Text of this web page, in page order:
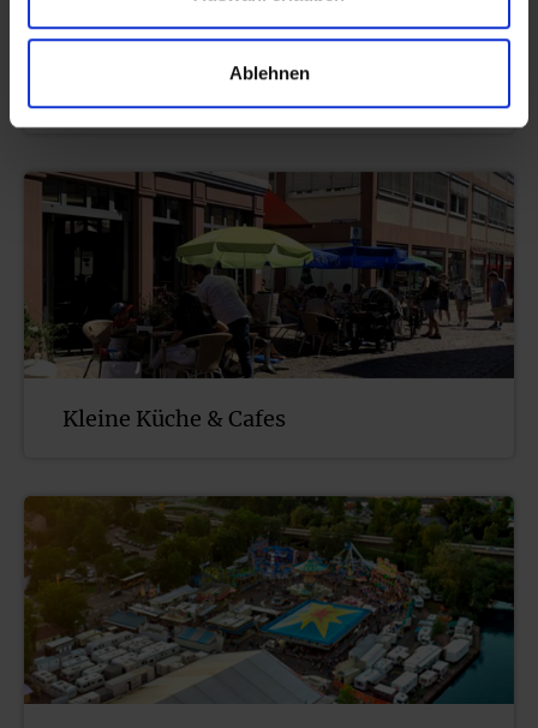
Ablehnen
Kleine Küche & Cafes